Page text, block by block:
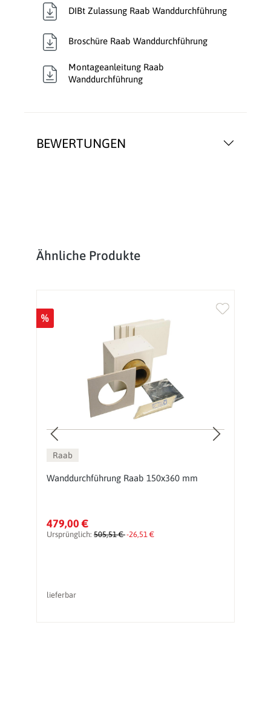
BEWERTUNGEN
DIBt Zulassung Raab Wanddurchführung
Broschüre Raab Wanddurchführung
Montageanleitung Raab
Wanddurchführung
Produktgalerie überspringen
Ähnliche Produkte
%
Raab
Wanddurchführung Raab 150x360 mm
479,00 €
Ursprünglich: 505,51 €-26,51 €
lieferbar